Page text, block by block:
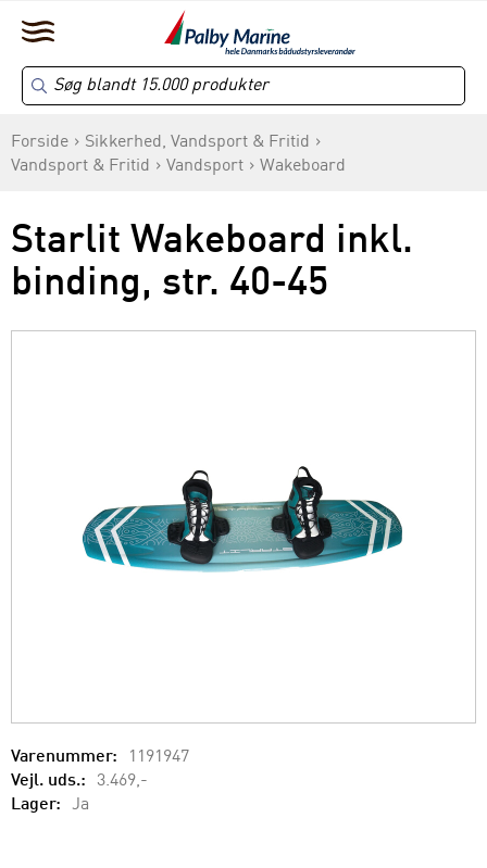
Forside
Sikkerhed, Vandsport & Fritid
Vandsport & Fritid
Vandsport Wakeboard
Starlit Wakeboard inkl.
binding, str. 40-45
Varenummer:
1191947
Vejl. uds.:
3.469,-
Lager:
Ja